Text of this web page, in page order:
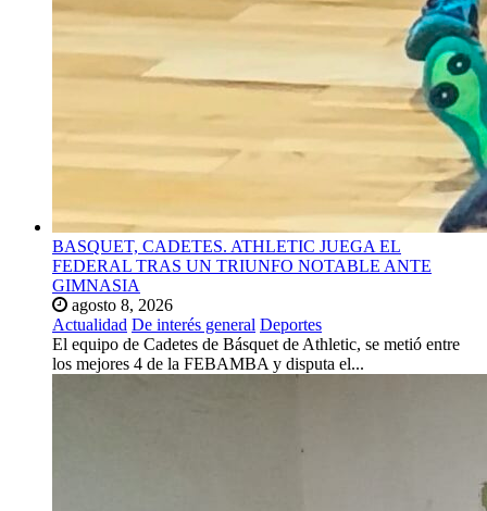
BASQUET, CADETES. ATHLETIC JUEGA EL
FEDERAL TRAS UN TRIUNFO NOTABLE ANTE
GIMNASIA
agosto 8, 2026
Actualidad De interés general Deportes
El equipo de Cadetes de Básquet de Athletic, se metió entre
los mejores 4 de la FEBAMBA y disputa el...